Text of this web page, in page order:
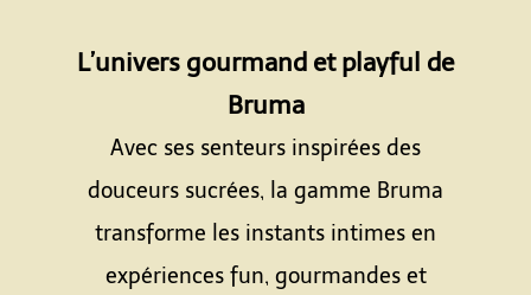
L’univers gourmand et playful de
Bruma
Avec ses senteurs inspirées des
douceurs sucrées, la gamme Bruma
transforme les instants intimes en
expériences fun, gourmandes et